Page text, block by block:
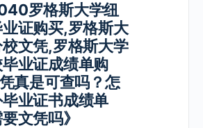
罗格斯大学纽
证购买,罗格斯大
文凭,罗格斯大学
业证成绩单购
真是可查吗？怎
业证书成绩单
文凭吗》